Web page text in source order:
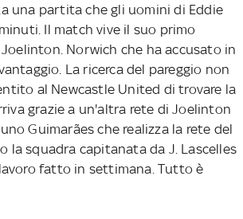
una partita che gli uomini di Eddie
Il match vive il suo primo
Norwich che ha accusato in
La ricerca del pareggio non
al Newcastle United di trovare la
grazie a un'altra rete di Joelinton
Guimarães che realizza la rete del
la squadra capitanata da J. Lascelles
fatto in settimana. Tutto è